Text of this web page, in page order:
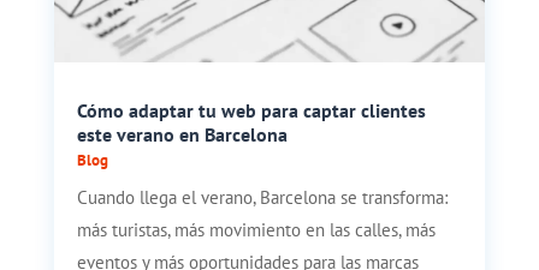
Cómo adaptar tu web para captar clientes
este verano en Barcelona
Blog
Cuando llega el verano, Barcelona se transforma:
más turistas, más movimiento en las calles, más
eventos y más oportunidades para las marcas